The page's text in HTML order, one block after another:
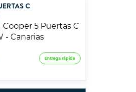
C
Entrega rápida